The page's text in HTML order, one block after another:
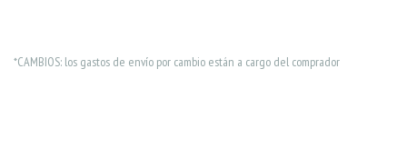
*CAMBIOS: los gastos de envío por cambio están a cargo del comprador